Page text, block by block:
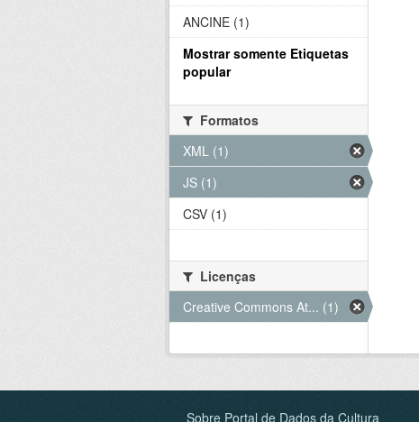
ANCINE (1)
Mostrar somente Etiquetas
popular
Formatos
XML (1)
JS (1)
CSV (1)
Licenças
Creative Commons At... (1)
Sobre Portal de Dados da Cultura